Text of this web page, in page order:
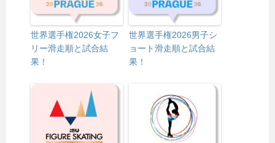
世界選手権2026女子フ
リー滑走順と試合結
果！
世界選手権2026男子シ
ョート滑走順と試合結
果！